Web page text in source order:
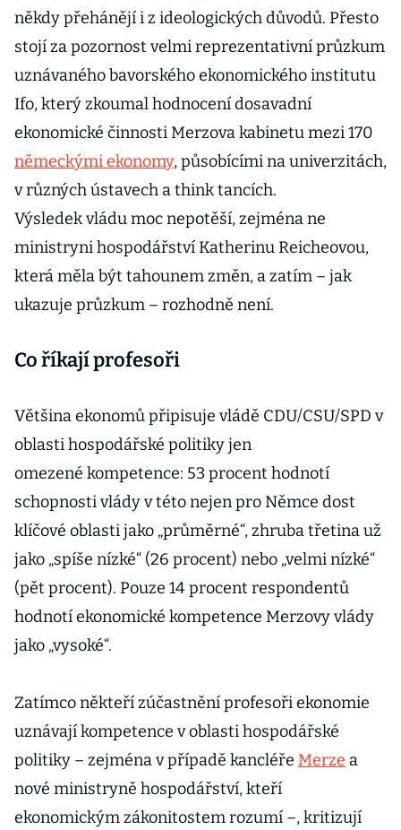
někdy přehánějí i z ideologických důvodů. Přesto
stojí za pozornost velmi reprezentativní průzkum
uznávaného bavorského ekonomického institutu
Ifo, který zkoumal hodnocení dosavadní
ekonomické činnosti Merzova kabinetu mezi 170
německými ekonomy, působícími na univerzitách,
v různých ústavech a think tancích.
Výsledek vládu moc nepotěší, zejména ne
ministryni hospodářství Katherinu Reicheovou,
která měla být tahounem změn, a zatím – jak
ukazuje průzkum – rozhodně není.
Co říkají profesoři
Většina ekonomů připisuje vládě CDU/CSU/SPD v
oblasti hospodářské politiky jen
omezené kompetence: 53 procent hodnotí
schopnosti vlády v této nejen pro Němce dost
klíčové oblasti jako „průměrné“, zhruba třetina už
jako „spíše nízké“ (26 procent) nebo „velmi nízké“
(pět procent). Pouze 14 procent respondentů
hodnotí ekonomické kompetence Merzovy vlády
jako „vysoké“.
Zatímco někteří zúčastnění profesoři ekonomie
uznávají kompetence v oblasti hospodářské
politiky – zejména v případě kancléře Merze a
nové ministryně hospodářství, kteří
ekonomickým zákonitostem rozumí –, kritizují